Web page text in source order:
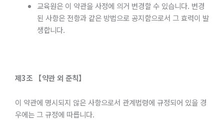
교육원은 이 약관을 사정에 의거 변경할 수 있습니다. 변경
된 사항은 전항과 같은 방법으로 공지함으로서 그 효력이 발
생합니다.
제3조 【약관외 준칙】
이 약관에 명시되지 않은 사항으로서 관계법령에 규정되어 있을 경
우에는 그 규정에 따릅니다.